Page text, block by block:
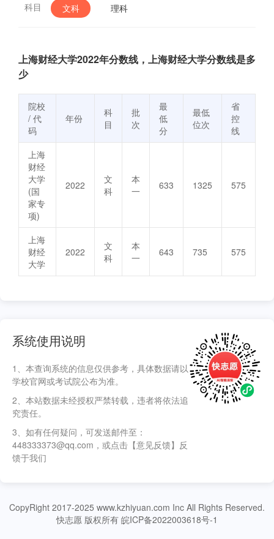
科目 文科 理科
上海财经大学2022年分数线，上海财经大学分数线是多
少
院校
/ 代
码
年份
科
目
批
次
最
低
分
最低
位次
省
控
线
上海
财经
大学
(国
家专
项)
2022
文
科
本
一
633 1325 575
上海
财经
大学
2022
文
科
本
一
643 735 575
系统使用说明
1、本查询系统的信息仅供参考，具体数据请以
学校官网或考试院公布为准。
2、本站数据未经授权严禁转载，违者将依法追
究责任。
3、如有任何疑问，可发送邮件至：
448333373@qq.com，或点击【意见反馈】反
馈于我们
CopyRight 2017-2025 www.kzhiyuan.com Inc All Rights Reserved.
快志愿 版权所有 皖ICP备2022003618号-1